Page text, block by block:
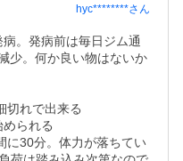
hyc********さん
。発病前は毎日ジム通
少。何か良い物はないか
切れで出来る
られる
30分。体力が落ちてい